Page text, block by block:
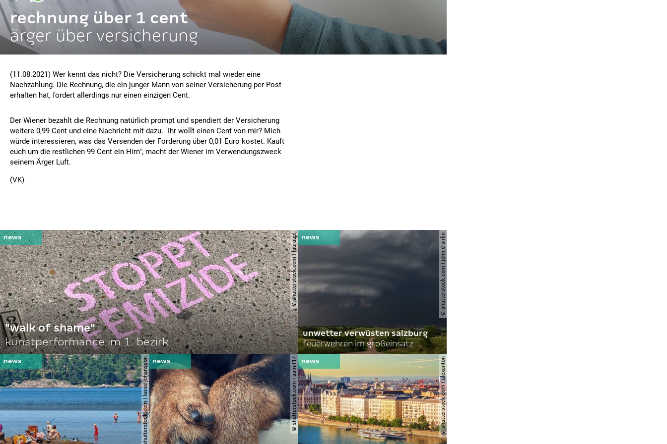
rechnung über 1 cent
ärger über versicherung
(11.08.2021) Wer kennt das nicht? Die Versicherung schickt mal wieder eine
Nachzahlung. Die Rechnung, die ein junger Mann von seiner Versicherung per Post
erhalten hat, fordert allerdings nur einen einzigen Cent.
Der Wiener bezahlt die Rechnung natürlich prompt und spendiert der Versicherung
weitere 0,99 Cent und eine Nachricht mit dazu. "Ihr wollt einen Cent von mir? Mich
würde interessieren, was das Versenden der Forderung über 0,01 Euro kostet. Kauft
euch um die restlichen 99 Cent ein Hirn", macht der Wiener im Verwendungszweck
seinem Ärger Luft.
(VK)
© shutterstock.com | lauraapl
"walk of shame"
kunstperformance im 1. bezirk
© shutterstock.com | john d sirlin
unwetter verwüsten salzburg
feuerwehren im großeinsatz
© shutterstock.com | lasse johansson © shutterstock.com | asmit17 © shutterstock.com | alexanton